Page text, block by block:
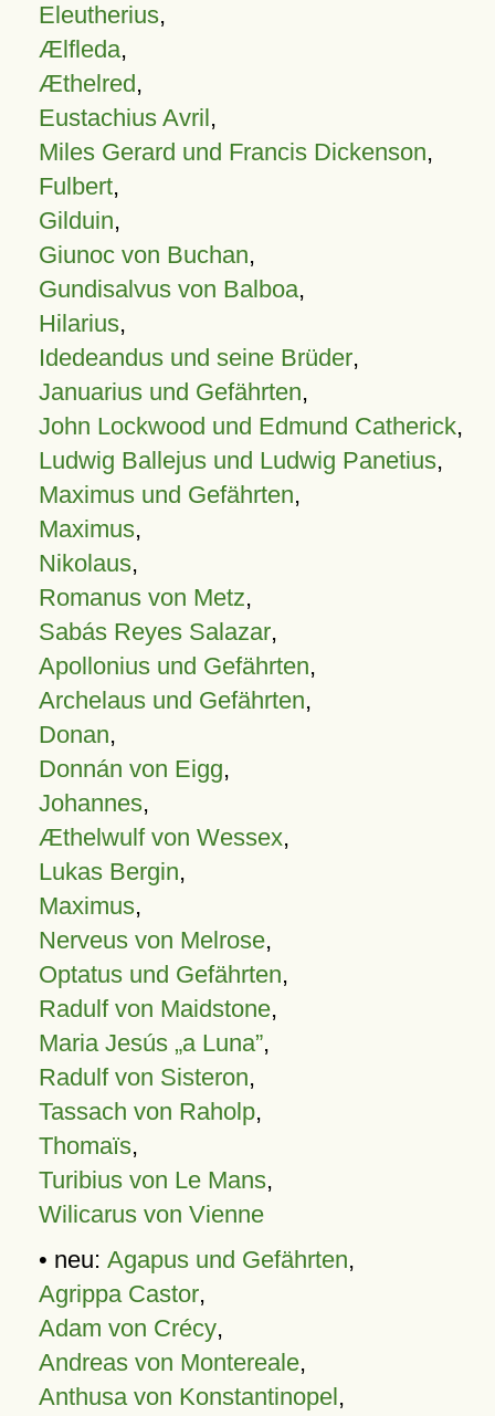
Eleutherius,
Ælfleda,
Æthelred,
Eustachius Avril,
Miles Gerard und Francis Dickenson,
Fulbert,
Gilduin,
Giunoc von Buchan,
Gundisalvus von Balboa,
Hilarius,
Idedeandus und seine Brüder,
Januarius und Gefährten,
John Lockwood und Edmund Catherick,
Ludwig Ballejus und Ludwig Panetius,
Maximus und Gefährten,
Maximus,
Nikolaus,
Romanus von Metz,
Sabás Reyes Salazar,
Apollonius und Gefährten,
Archelaus und Gefährten,
Donan,
Donnán von Eigg,
Johannes,
Æthelwulf von Wessex,
Lukas Bergin,
Maximus,
Nerveus von Melrose,
Optatus und Gefährten,
Radulf von Maidstone,
Maria Jesús „a Luna”,
Radulf von Sisteron,
Tassach von Raholp,
Thomaïs,
Turibius von Le Mans,
Wilicarus von Vienne
• neu: Agapus und Gefährten,
Agrippa Castor,
Adam von Crécy,
Andreas von Montereale,
Anthusa von Konstantinopel,